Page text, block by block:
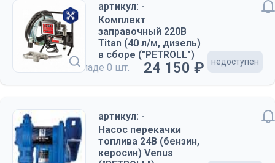
артикул: -
Комплект
заправочный 220В
Titan (40 л/м, дизель)
в сборе ("PETROLL")
на складе 0 шт. 24 150 ₽ недоступен
артикул: -
Насос перекачки
топлива 24В (бензин,
керосин) Venus